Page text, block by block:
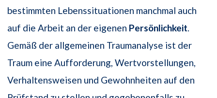
bestimmten Lebenssituationen manchmal auch
auf die Arbeit an der eigenen Persönlichkeit.
Gemäß der allgemeinen Traumanalyse ist der
Traum eine Aufforderung, Wertvorstellungen,
Verhaltensweisen und Gewohnheiten auf den